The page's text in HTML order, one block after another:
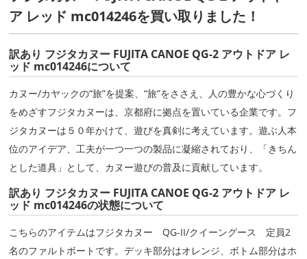
ア レッド mc014246を買い取りました！
訳あり フジタカヌー FUJITA CANOE QG-2 アウトドア レ
ッド mc014246について
カヌー/カヤックの“旅”を提案、“旅”をささえ、人の豊かな心づくり
をめざすフジタカヌーは、京都府に拠点を置いている企業です。フ
ジタカヌーは５０年かけて、遊びを真剣に考えています。遊ぶ人本
位のアイデア、工夫が一つ一つの製品に凝縮されており、「きちん
とした道具」として、カヌー遊びの普及に貢献しています。
訳あり フジタカヌー FUJITA CANOE QG-2 アウトドア レ
ッド mc014246の状態について
こちらのアイテムはフジタカヌー QG-II/クイーングース 定員2
名のファルトボートです。デッキ部分はオレンジ、ボトム部分はホ